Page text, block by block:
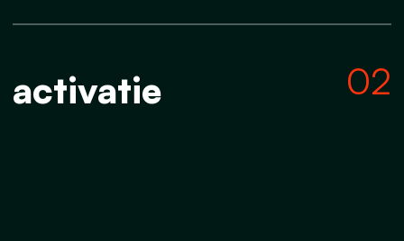
activatie 02